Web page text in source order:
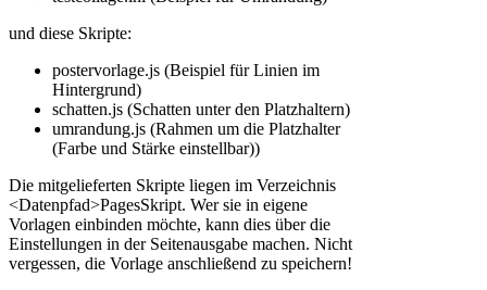
und diese Skripte:
postervorlage.js (Beispiel für Linien im
Hintergrund)
schatten.js (Schatten unter den Platzhaltern)
umrandung.js (Rahmen um die Platzhalter
(Farbe und Stärke einstellbar))
Die mitgelieferten Skripte liegen im Verzeichnis
<Datenpfad>PagesSkript. Wer sie in eigene
Vorlagen einbinden möchte, kann dies über die
Einstellungen in der Seitenausgabe machen. Nicht
vergessen, die Vorlage anschließend zu speichern!